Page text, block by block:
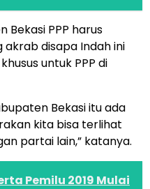
Bekasi PPP harus
disapa Indah ini
untuk PPP di
Bekasi itu ada
kita bisa terlihat
partai lain,” katanya.
Pemilu 2019 Mulai